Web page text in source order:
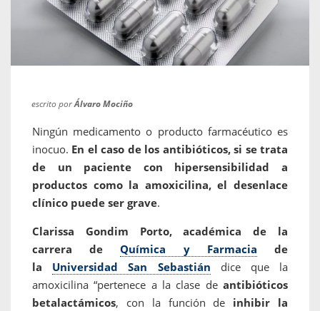
escrito porÁlvaro Mociño
Ningún medicamento o producto farmacéutico es
inocuo. En el caso de los antibióticos, si se trata
de un paciente con hipersensibilidad a
productos como la amoxicilina, el desenlace
clínico puede ser grave.
Clarissa Gondim Porto, académica de la
carrera deQuímica y Farmacia de
la Universidad San Sebastián dice que la
amoxicilina “pertenece a la clase de antibióticos
betalactámicos, con la función de inhibir la